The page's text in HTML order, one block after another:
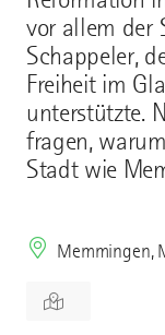
vor allem der
Schappeler,
Freiheit im
unterstützte.
fragen,
Stadt wie
Memmingen,